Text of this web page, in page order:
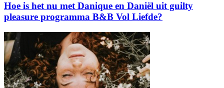
Hoe is het nu met Danique en Daniël uit guilty
pleasure programma B&B Vol Liefde?